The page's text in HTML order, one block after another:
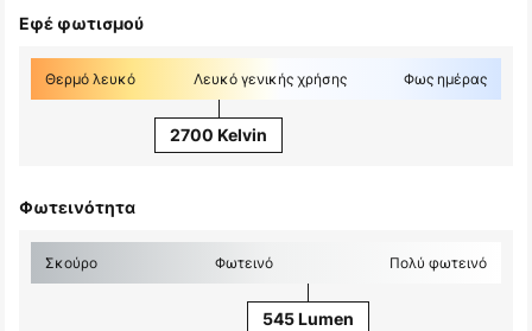
Εφέ φωτισμού
Θερμό λευκό Λευκό γενικής χρήσης Φως ημέρας
2700 Kelvin
Φωτεινότητα
Σκούρο Φωτεινό Πολύ φωτεινό
545 Lumen